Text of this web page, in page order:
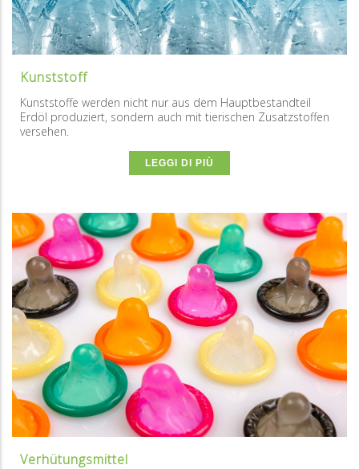
Kunststoff
Kunststoffe werden nicht nur aus dem Hauptbestandteil
Erdöl produziert, sondern auch mit tierischen Zusatzstoffen
versehen.
LEGGI DI PIÙ
Verhütungsmittel